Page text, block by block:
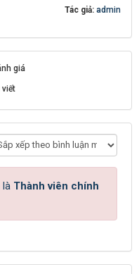
Tác giả: admin
giá
viết
Thành viên chính